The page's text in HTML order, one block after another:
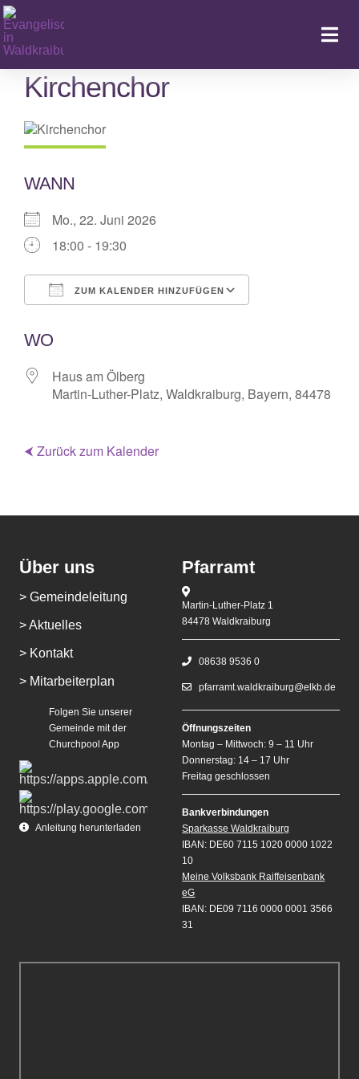
Zum
Inhalt
springen
Kirchenchor
WANN
Mo., 22. Juni 2026
18:00 - 19:30
ZUM KALENDER HINZUFÜGEN
WO
Haus am Ölberg
Martin-Luther-Platz, Waldkraiburg, Bayern, 84478
⮜ Zurück zum Kalender
Über uns
> Gemeindeleitung
> Aktuelles
> Kontakt
> Mitarbeiterplan
Folgen Sie unserer
Gemeinde mit der
Churchpool App
Anleitung herunterladen
Pfarramt
Martin-Luther-Platz 1
84478 Waldkraiburg
08638 9536 0
pfarramt.waldkraiburg@elkb.de
Öffnungszeiten
Montag – Mittwoch: 9 – 11 Uhr
Donnerstag: 14 – 17 Uhr
Freitag geschlossen
Bankverbindungen
Sparkasse Waldkraiburg
IBAN: DE60 7115 1020 0000 1022
10
Meine Volksbank Raiffeisenbank
eG
IBAN: DE09 7116 0000 0001 3566
31